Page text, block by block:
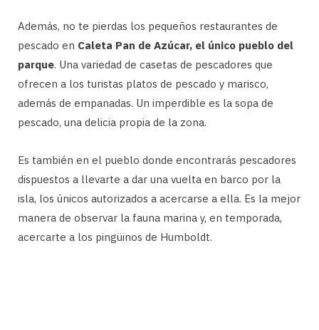
Además, no te pierdas los pequeños restaurantes de
pescado en Caleta Pan de Azúcar, el único pueblo del
parque. Una variedad de casetas de pescadores que
ofrecen a los turistas platos de pescado y marisco,
además de empanadas. Un imperdible es la sopa de
pescado, una delicia propia de la zona.
Es también en el pueblo donde encontrarás pescadores
dispuestos a llevarte a dar una vuelta en barco por la
isla, los únicos autorizados a acercarse a ella. Es la mejor
manera de observar la fauna marina y, en temporada,
acercarte a los pingüinos de Humboldt.